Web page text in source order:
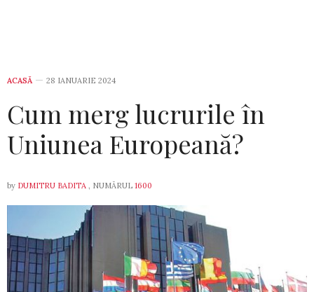
ACASĂ 28 IANUARIE 2024
Cum merg lucrurile în
Uniunea Europeană?
by DUMITRU BADITA , NUMĂRUL 1600